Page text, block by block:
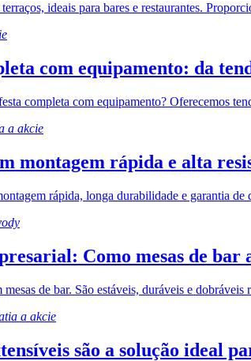
ideais para bares e restaurantes.
com equipamento: da
completa com equipamento? Oferecemos
a akcie
montagem rápida e alta
rápida, longa durabilidade e garantia
Como mesas de bar
mesas de bar. São estáveis, duráveis e
a akcie
são a solução ideal